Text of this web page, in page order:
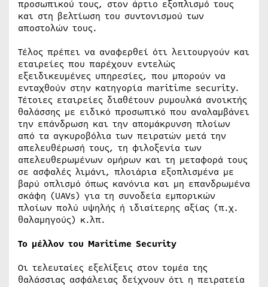
προσωπικού τους, στον άρτιο εξοπλισμό τους
και στη βελτίωση του συντονισμού των
αποστολών τους.
Τέλος πρέπει να αναφερθεί ότι λειτουργούν και
εταιρείες που παρέχουν εντελώς
εξειδικευμένες υπηρεσίες, που μπορούν να
ενταχθούν στην κατηγορία maritime security.
Τέτοιες εταιρείες διαθέτουν ρυμουλκά ανοικτής
θαλάσσης με ειδικό προσωπικό που αναλαμβάνει
την επάνδρωση και την απομάκρυνση πλοίων
από τα αγκυροβόλια των πειρατών μετά την
απελευθέρωσή τους, τη φιλοξενία των
απελευθερωμένων ομήρων και τη μεταφορά τους
σε ασφαλές λιμάνι, πλοιάρια εξοπλισμένα με
βαρύ οπλισμό όπως κανόνια και μη επανδρωμένα
σκάφη (UAVs) για τη συνοδεία εμπορικών
πλοίων πολύ υψηλής ή ιδιαίτερης αξίας (π.χ.
θαλαμηγούς) κ.λπ.
Το μέλλον του Maritime Security
Οι τελευταίες εξελίξεις στον τομέα της
θαλάσσιας ασφάλειας δείχνουν ότι η πειρατεία